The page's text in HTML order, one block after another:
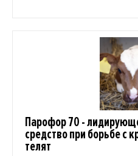
Парофор 70 -
средство при борьбе с
телят